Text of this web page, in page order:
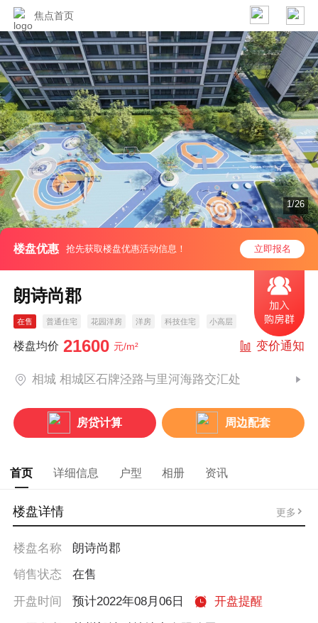
焦点首页
楼盘优惠 抢先获取楼盘优惠活动信息！ 立即报名
1/26
朗诗尚郡
在售 普通住宅 花园洋房 洋房 科技住宅 小高层
楼盘均价 21600 元/m² 变价通知
相城 相城区石牌泾路与里河海路交汇处
房贷计算 周边配套
首页 详细信息 户型 相册 资讯
楼盘详情 更多
楼盘名称
朗诗尚郡
销售状态
在售
开盘时间
预计2022年08月06日
开盘提醒